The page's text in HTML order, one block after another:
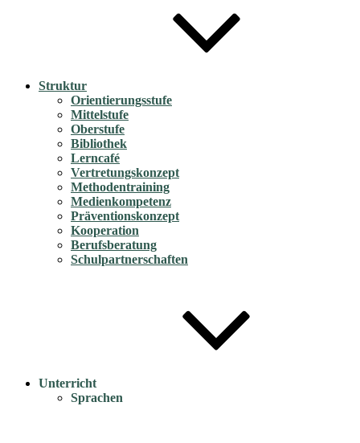
Struktur
Orientierungsstufe
Mittelstufe
Oberstufe
Bibliothek
Lerncafé
Vertretungskonzept
Methodentraining
Medienkompetenz
Präventionskonzept
Kooperation
Berufsberatung
Schulpartnerschaften
Unterricht
Sprachen